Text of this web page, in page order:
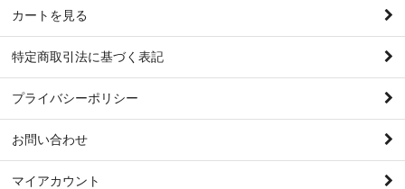
カートを見る
特定商取引法に基づく表記
プライバシーポリシー
お問い合わせ
マイアカウント